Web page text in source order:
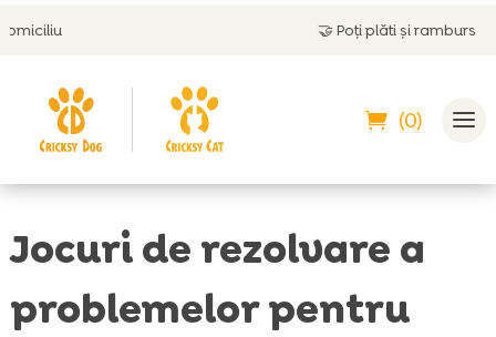
Poți plăti și ramburs
(0)
Jocuri de rezolvare a
problemelor pentru